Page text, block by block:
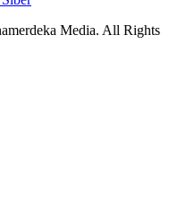
Media. All Rights